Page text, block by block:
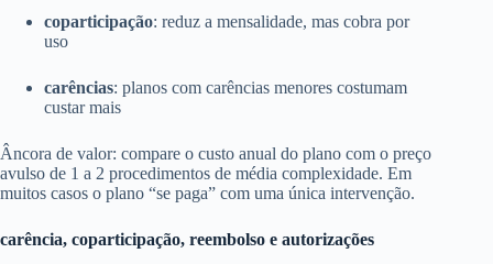
coparticipação: reduz a mensalidade, mas cobra por
uso
carências: planos com carências menores costumam
custar mais
Âncora de valor: compare o custo anual do plano com o preço
avulso de 1 a 2 procedimentos de média complexidade. Em
muitos casos o plano “se paga” com uma única intervenção.
carência, coparticipação, reembolso e autorizações